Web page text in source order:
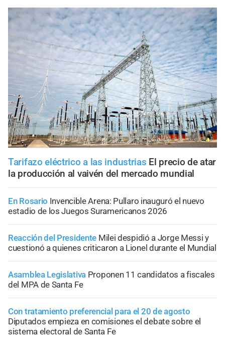
Tarifazo eléctrico a las industrias El precio de atar
la producción al vaivén del mercado mundial
En Rosario Invencible Arena: Pullaro inauguró el nuevo
estadio de los Juegos Suramericanos 2026
Reacción del Presidente Milei despidió a Jorge Messi y
cuestionó a quienes criticaron a Lionel durante el Mundial
Asamblea Legislativa Proponen 11 candidatos a fiscales
del MPA de Santa Fe
Con tratamiento preferencial para el 20 de agosto
Diputados empieza en comisiones el debate sobre el
sistema electoral de Santa Fe